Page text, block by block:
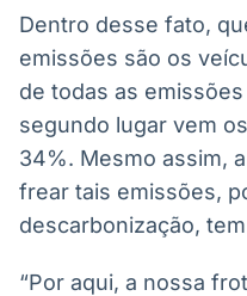
Soluções de
Tecnologia
Dentro desse fato,
emissões são os
de todas as
segundo lugar vem
34%. Mesmo assim,
frear tais emissões,
descarbonização,
“Por aqui, a nossa